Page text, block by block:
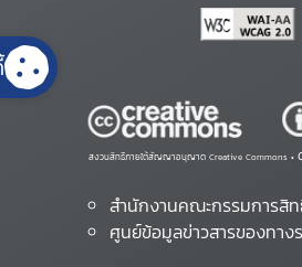
สงวนสิทธิ์ภายใต้สัญญาอนุญาต Creative Commons •
สำนักงานคณะกรรมการสิ
ศูนย์ข้อมูลข่าวสารของทาง